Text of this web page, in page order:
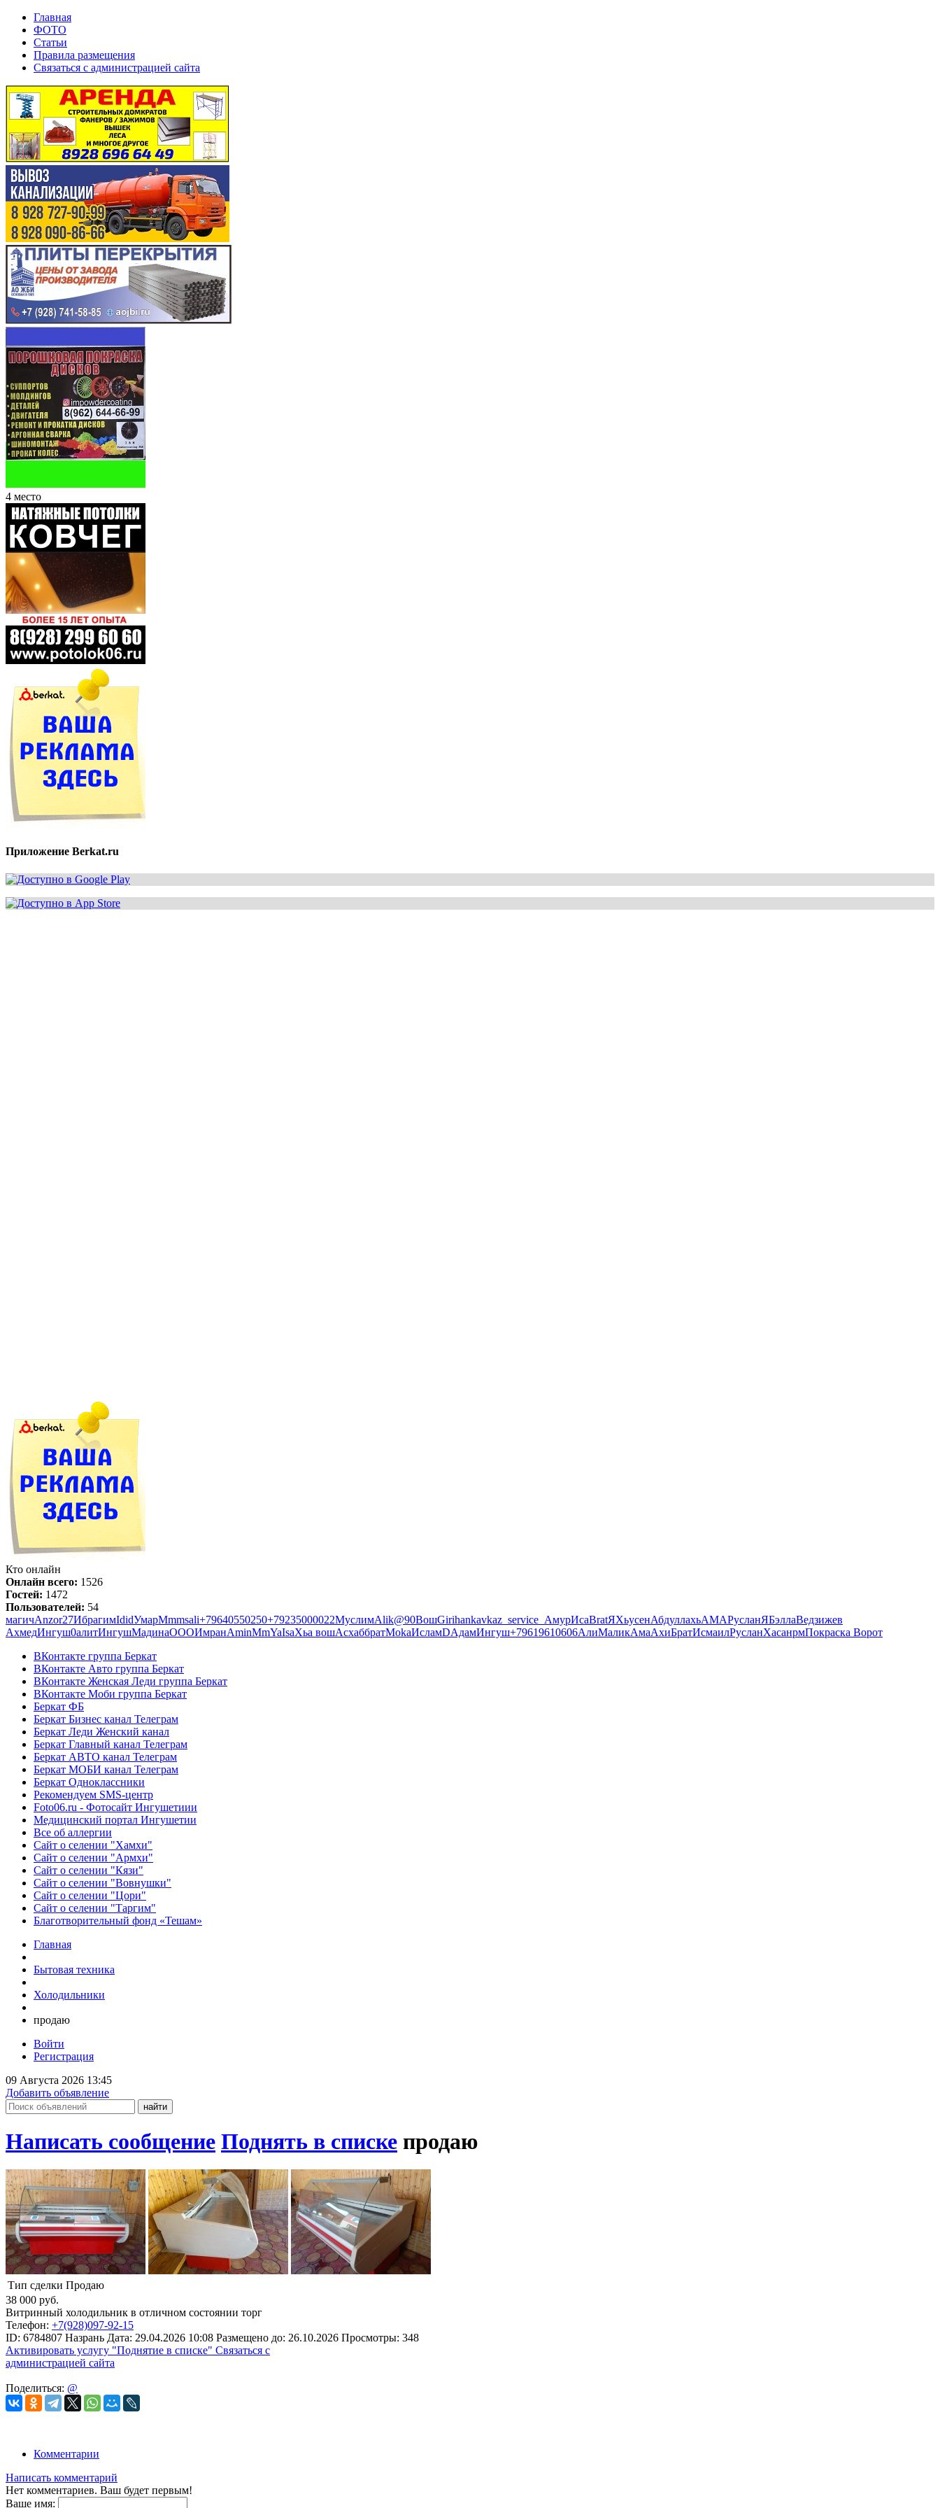
Главная
ФОТО
Статьи
Правила размещения
Связаться с администрацией сайта
4 место
Приложение Berkat.ru
Кто онлайн
Онлайн всего: 1526
Гостей: 1472
Пользователей: 54
магичAnzor27ИбрагимIdidУмарMmmsali+79640550250+79235000022МуслимAlik@90ВошGirihankavkaz_service_ АмурИсаBratЯХьусенАбдуллахьAMAРусланЯБэллаВедзижев
АхмедИнгуш0алитИнгушМадинаOOOИмранAminMmYaIsaХьа вошАсхаббратMokaИсламDАдамИнгуш+79619610606АлиМаликАмаАхиБратИсмаилРусланХасанрмПокраска Ворот
ВКонтакте группа Беркат
ВКонтакте Авто группа Беркат
ВКонтакте Женская Леди группа Беркат
ВКонтакте Моби группа Беркат
Беркат ФБ
Беркат Бизнес канал Телеграм
Беркат Леди Женский канал
Беркат Главный канал Телеграм
Беркат АВТО канал Телеграм
Беркат МОБИ канал Телеграм
Беркат Одноклассники
Рекомендуем SMS-центр
Foto06.ru - Фотосайт Ингушетиии
Медицинский портал Ингушетии
Все об аллергии
Сайт о селении "Хамхи"
Сайт о селении "Армхи"
Сайт о селении "Кязи"
Сайт о селении "Вовнушки"
Сайт о селении "Цори"
Сайт о селении "Таргим"
Благотворительный фонд «Тешам»
Главная
Бытовая техника
Холодильники
продаю
Войти
Регистрация
09 Августа 2026 13:45
Добавить объявление
Написать сообщение Поднять в списке продаю
Тип сделки Продаю
38 000 руб.
Витринный холодильник в отличном состоянии торг
Телефон: +7(928)097-92-15
ID: 6784807 Назрань Дата: 29.04.2026 10:08 Размещено до: 26.10.2026 Просмотры: 348
Активировать услугу "Поднятие в списке" Связаться с
администрацией сайта
Поделиться: @
Комментарии
Написать комментарий
Нет комментариев. Ваш будет первым!
Ваше имя: